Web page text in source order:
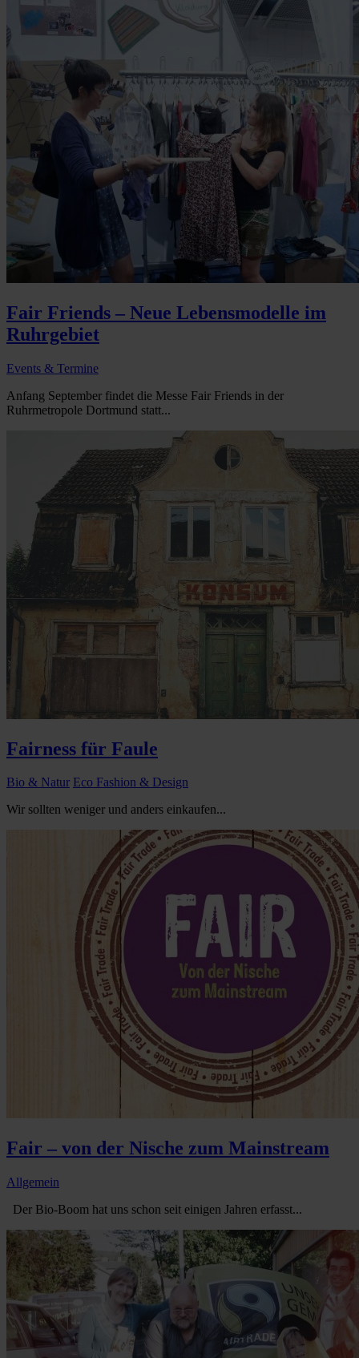
Fair Friends – Neue Lebensmodelle im
Ruhrgebiet
Events & Termine
Anfang September findet die Messe Fair Friends in der
Ruhrmetropole Dortmund statt...
Fairness für Faule
Bio & Natur Eco Fashion & Design
Wir sollten weniger und anders einkaufen...
Fair – von der Nische zum Mainstream
Allgemein
Der Bio-Boom hat uns schon seit einigen Jahren erfasst...